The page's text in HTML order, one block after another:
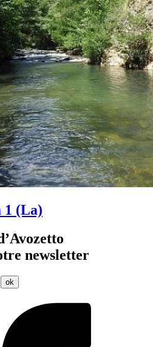
1 (La)
newsletter